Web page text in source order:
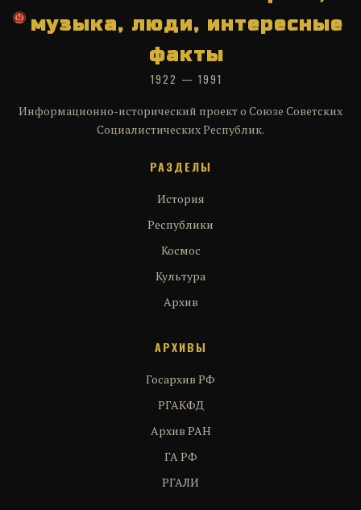
музыка, люди, интересные
факты
1922 — 1991
Информационно-исторический проект о Союзе Советских
Социалистических Республик.
РАЗДЕЛЫ
История
Республики
Космос
Культура
Архив
АРХИВЫ
Госархив РФ
РГАКФД
Архив РАН
ГА РФ
РГАЛИ